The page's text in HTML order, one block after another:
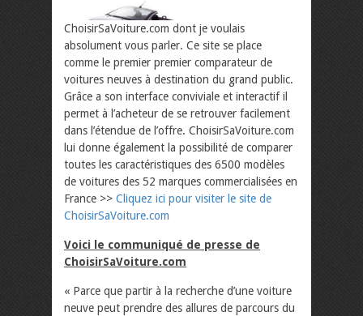
ChoisirSaVoiture.com dont je voulais
absolument vous parler. Ce site se place
comme le premier premier comparateur de
voitures neuves à destination du grand public.
Grâce a son interface conviviale et interactif il
permet à l’acheteur de se retrouver facilement
dans l’étendue de l’offre. ChoisirSaVoiture.com
lui donne également la possibilité de comparer
toutes les caractéristiques des 6500 modèles
de voitures des 52 marques commercialisées en
France >> Cliquez ici pour visiter le site de
ChoisirSaVoiture.com
Voici le communiqué de presse de
ChoisirSaVoiture.com
« Parce que partir à la recherche d’une voiture
neuve peut prendre des allures de parcours du